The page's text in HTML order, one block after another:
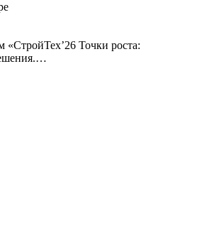
«СтройТех’26 Точки роста: